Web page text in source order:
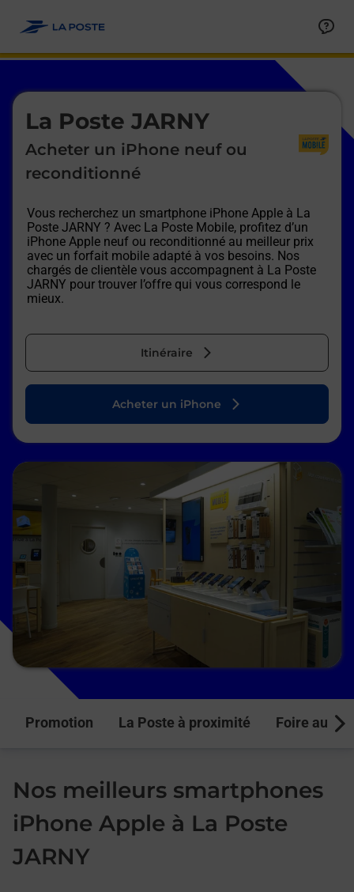
La Poste JARNY
Acheter un iPhone neuf ou
reconditionné
Vous recherchez un smartphone iPhone Apple à La
Poste JARNY ? Avec La Poste Mobile, profitez d’un
iPhone Apple neuf ou reconditionné au meilleur prix
avec un forfait mobile adapté à vos besoins. Nos
chargés de clientèle vous accompagnent à La Poste
JARNY pour trouver l’offre qui vous correspond le
mieux.
Itinéraire
Le lien s'ouvre dans un nouvel onglet
Acheter un iPhone
Promotion La Poste à proximité Foire aux
Nos meilleurs smartphones
iPhone Apple à La Poste
JARNY